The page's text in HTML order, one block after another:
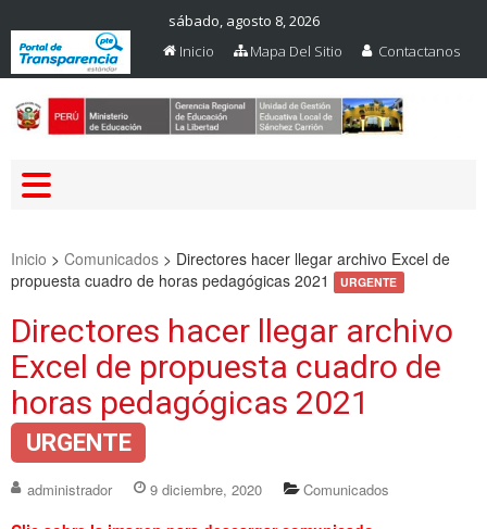
sábado, agosto 8, 2026
Inicio
Mapa Del Sitio Contactanos
Inicio > Comunicados > Directores hacer llegar archivo Excel de
propuesta cuadro de horas pedagógicas 2021
URGENTE
Directores hacer llegar archivo
Excel de propuesta cuadro de
horas pedagógicas 2021
URGENTE
administrador 9 diciembre, 2020 Comunicados